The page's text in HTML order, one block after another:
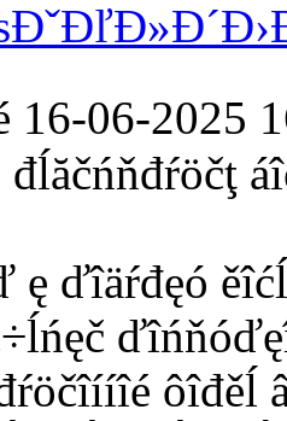
ĐˇĐľĐ»Đ´
16-06-2025
đĺăčńňđŕöčţ
ę ďîäŕđęó
ôîđěĺ